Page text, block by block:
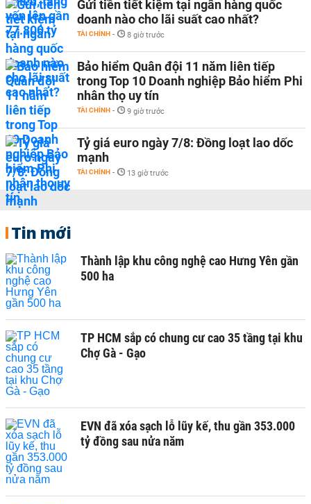
Gửi tiền tiết kiệm tại ngân hàng quốc
doanh nào cho lãi suất cao nhất?
TÀI CHÍNH - 8 giờ trước
Bảo hiểm Quân đội 11 năm liên tiếp
trong Top 10 Doanh nghiệp Bảo hiểm Phi
nhân thọ uy tín
TÀI CHÍNH - 9 giờ trước
Tỷ giá euro ngày 7/8: Đồng loạt lao dốc
mạnh
TÀI CHÍNH - 13 giờ trước
Tin mới
Thành lập khu công nghệ cao Hưng Yên gần
500 ha
TP HCM sắp có chung cư cao 35 tầng tại khu
Chợ Gà - Gạo
EVN đã xóa sạch lỗ lũy kế, thu gần 353.000
tỷ đồng sau nửa năm